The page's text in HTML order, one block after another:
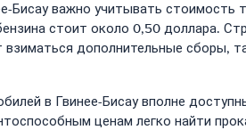
Бисау важно учитывать
стоит около 0,50 доллара.
дополнительные сборы,
в Гвинее-Бисау вполне
ценам легко найти